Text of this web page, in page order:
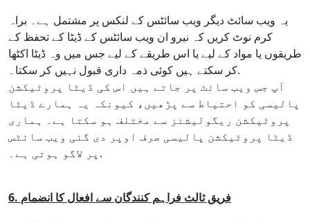
یہ ویب سائٹ دیگر ویب سائٹس کے لنکس پر مشتمل ہے۔ براہ
کرم نوٹ کریں کہ نیرو ان ویب سائٹس کے ڈیٹا کے تحفظ کے
طریقوں یا مواد کے لیے یا اس طریقے کے لیے جس میں وہ ڈیٹا اکٹھا
کر سکتے ہیں کوئی ذمہ داری قبول نہیں کر سکتا۔.
آپ جس ویب سائٹ پر جاتے ہیں اس کی ڈیٹا پروٹیکشن
پالیسی کو احتیاط سے پڑھیں، کیونکہ یہ ہمارے ڈیٹا
پروٹیکشن ریگولیشنز سے مختلف ہو سکتا ہے۔ ہماری
ڈیٹا پروٹیکشن پالیسی صرف اوپر دی گئی ویب سائٹس
پر لاگو ہوتی ہے۔.
6. فریق ثالث فراہم کنندگان سے افعال کا انضمام